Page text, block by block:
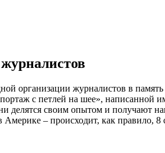
организации журналистов в
с петлей на шее», написанной
делятся своим опытом и получают
– происходит, как правило, 8